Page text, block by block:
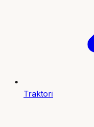
Traktori